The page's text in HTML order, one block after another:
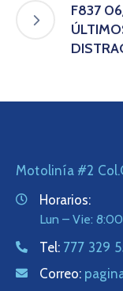
F837
Motolinía #2
Horarios:
Lun – Vie:
Tel: 777 329
Correo: